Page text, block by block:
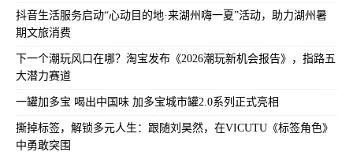
抖音生活服务启动“心动目的地·来湖州嗨一夏”活动，助力湖州暑
期文旅消费
下一个潮玩风口在哪？淘宝发布《2026潮玩新机会报告》，指路五
大潜力赛道
一罐加多宝 喝出中国味 加多宝城市罐2.0系列正式亮相
撕掉标签，解锁多元人生：跟随刘昊然，在VICUTU《标签角色》
中勇敢突围